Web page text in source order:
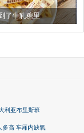
被列入佛家七宝的它
利亚布里斯班
多高 车厢内缺氧